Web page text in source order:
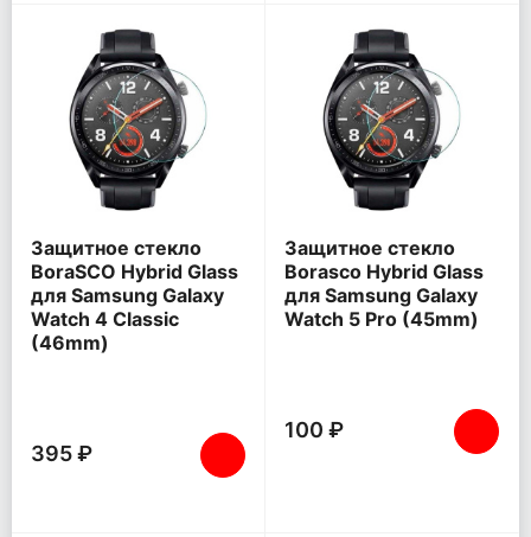
Защитное стекло
BoraSCO Hybrid Glass
для Samsung Galaxy
Watch 4 Classic
(46mm)
395 ₽
Защитное стекло
Borasco Hybrid Glass
для Samsung Galaxy
Watch 5 Pro (45mm)
100 ₽